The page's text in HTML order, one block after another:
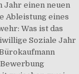
Jahr einen neuen
Ableistung eines
Was ist das
Soziale Jahr